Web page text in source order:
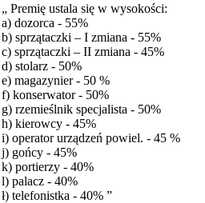
„ Premię ustala się w wysokości:
a) dozorca - 55%
b) sprzątaczki – I zmiana - 55%
c) sprzątaczki – II zmiana - 45%
d) stolarz - 50%
e) magazynier - 50 %
f) konserwator - 50%
g) rzemieślnik specjalista - 50%
h) kierowcy - 45%
i) operator urządzeń powiel. - 45 %
j) gońcy - 45%
k) portierzy - 40%
l) palacz - 40%
ł) telefonistka - 40% ”